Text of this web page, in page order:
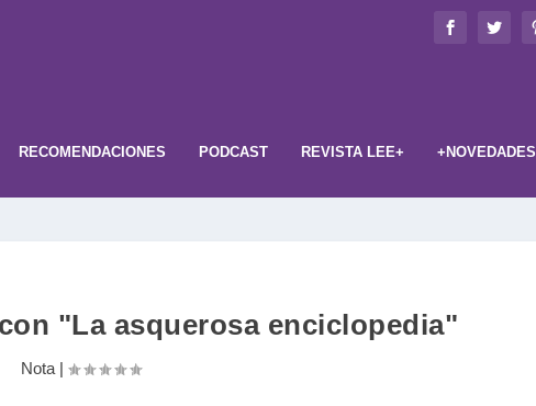
RECOMENDACIONES PODCAST REVISTA LEE+ +NOVEDADES
"La asquerosa enciclopedia"
Nota|